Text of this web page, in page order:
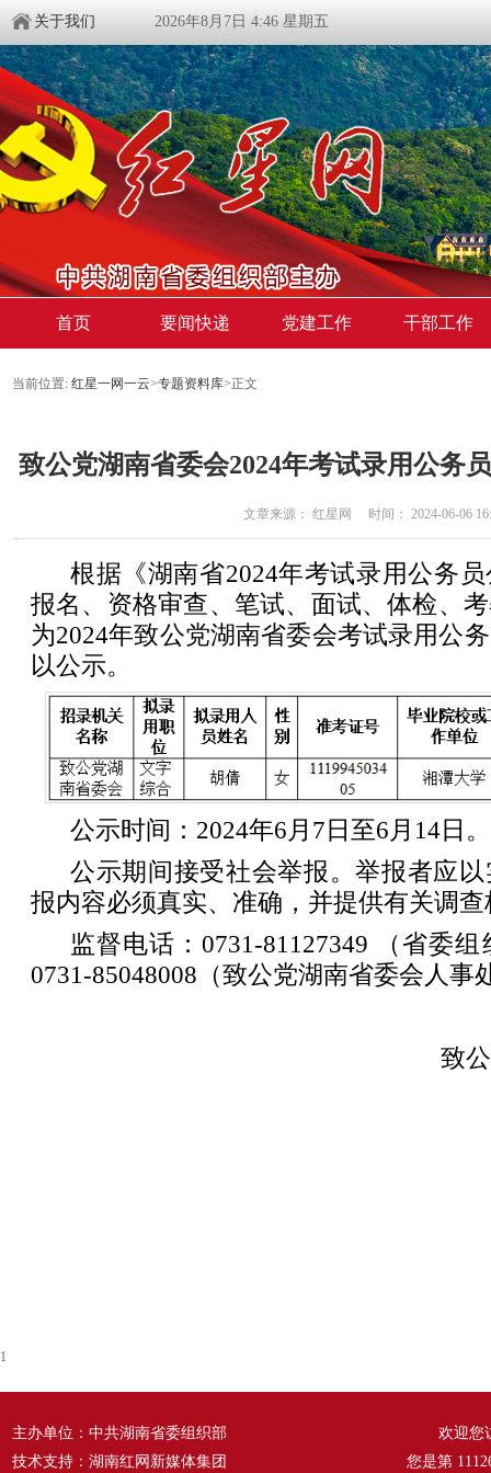
关于我们 2026年8月7日 4:46 星期五
首页 要闻快递 党建工作 干部工作
当前位置: 红星一网一云>专题资料库>正文
致公党湖南省委会2024年考试录用公务
文章来源： 红星网 时间： 2024-06-06
根据《湖南省2024年考试录用公务
报名、资格审查、笔试、面试、体检、
为2024年致公党湖南省委会考试录用公
以公示。
公示时间：2024年6月7日至6月14日。
公示期间接受社会举报。举报者应
报内容必须真实、准确，并提供有关调
监督电话：0731-81127349 （省委
0731-85048008（致公党湖南省委会人事
致
1
主办单位：中共湖南省委组织部
技术支持：湖南红网新媒体集团
欢迎您
您是第